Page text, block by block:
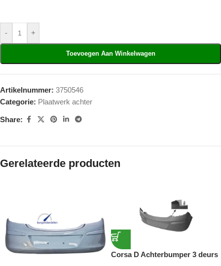
- +
Toevoegen Aan Winkelwagen
Artikelnummer: 3750546
Categorie: Plaatwerk achter
Share:
Gerelateerde producten
Corsa D Achterbumper 3 deurs